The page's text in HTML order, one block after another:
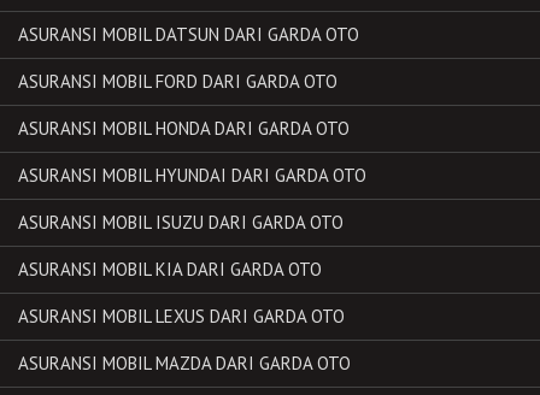
ASURANSI MOBIL DATSUN DARI GARDA OTO
ASURANSI MOBIL FORD DARI GARDA OTO
ASURANSI MOBIL HONDA DARI GARDA OTO
ASURANSI MOBIL HYUNDAI DARI GARDA OTO
ASURANSI MOBIL ISUZU DARI GARDA OTO
ASURANSI MOBIL KIA DARI GARDA OTO
ASURANSI MOBIL LEXUS DARI GARDA OTO
ASURANSI MOBIL MAZDA DARI GARDA OTO